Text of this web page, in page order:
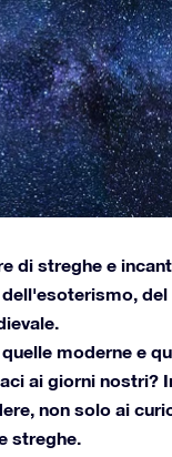
di streghe e
moderne e
ai giorni nostri?
non solo ai
streghe.